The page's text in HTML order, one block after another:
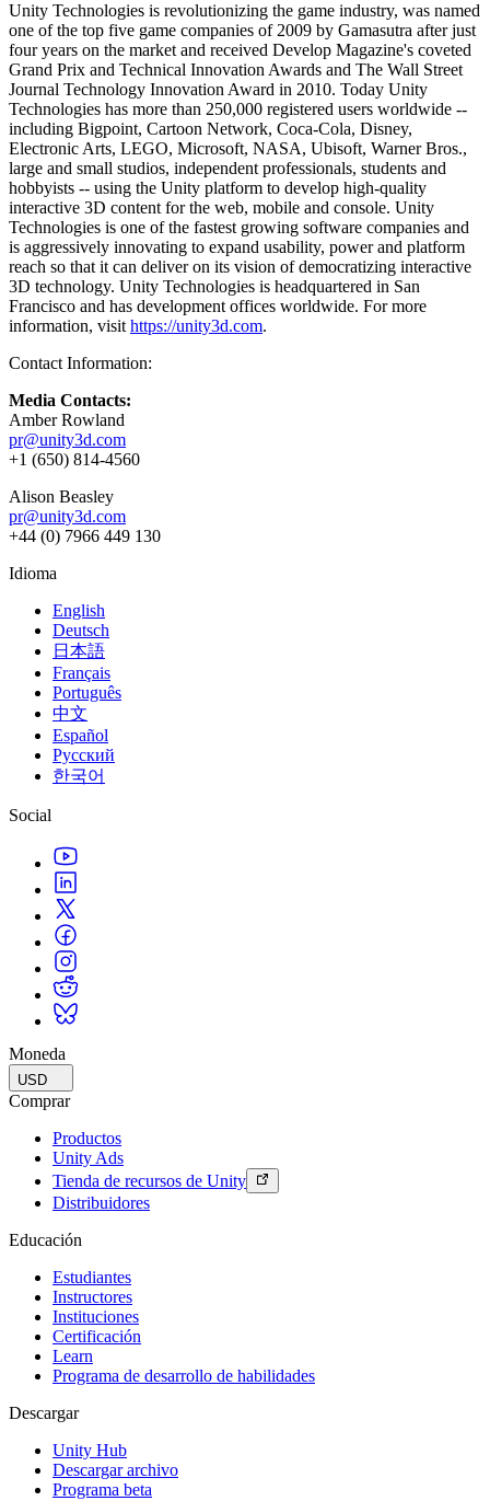
Unity Technologies is revolutionizing the game industry, was named
one of the top five game companies of 2009 by Gamasutra after just
four years on the market and received Develop Magazine's coveted
Grand Prix and Technical Innovation Awards and The Wall Street
Journal Technology Innovation Award in 2010. Today Unity
Technologies has more than 250,000 registered users worldwide --
including Bigpoint, Cartoon Network, Coca-Cola, Disney,
Electronic Arts, LEGO, Microsoft, NASA, Ubisoft, Warner Bros.,
large and small studios, independent professionals, students and
hobbyists -- using the Unity platform to develop high-quality
interactive 3D content for the web, mobile and console. Unity
Technologies is one of the fastest growing software companies and
is aggressively innovating to expand usability, power and platform
reach so that it can deliver on its vision of democratizing interactive
3D technology. Unity Technologies is headquartered in San
Francisco and has development offices worldwide. For more
information, visit https://unity3d.com.
Contact Information:
Media Contacts:
Amber Rowland
pr@unity3d.com
+1 (650) 814-4560
Alison Beasley
pr@unity3d.com
+44 (0) 7966 449 130
Idioma
English
Deutsch
日本語
Français
Português
中文
Español
Русский
한국어
Social
Moneda
USD
Comprar
Productos
Unity Ads
Tienda de recursos de Unity
Distribuidores
Educación
Estudiantes
Instructores
Instituciones
Certificación
Learn
Programa de desarrollo de habilidades
Descargar
Unity Hub
Descargar archivo
Programa beta